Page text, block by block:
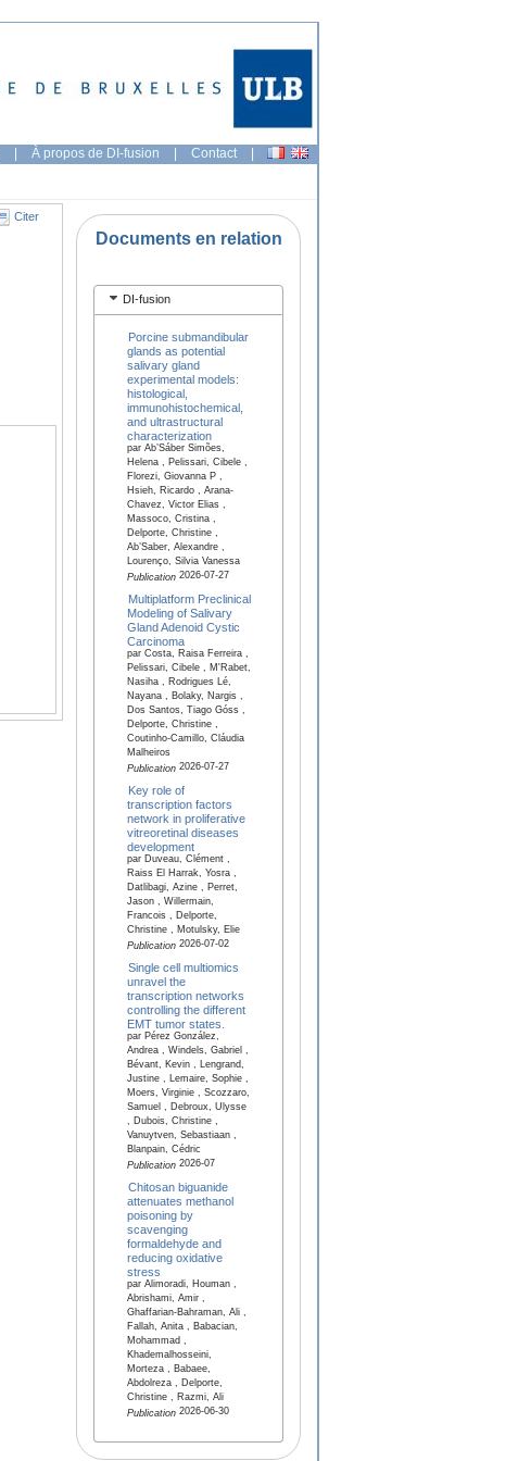
| À propos de DI-fusion | Contact |
Citer
Documents en relation
DI-fusion
Porcine submandibular
glands as potential
salivary gland
experimental models:
histological,
immunohistochemical,
and ultrastructural
characterization
par Ab’Sáber Simões,
Helena , Pelissari, Cibele ,
Florezi, Giovanna P ,
Hsieh, Ricardo , Arana-
Chavez, Victor Elias ,
Massoco, Cristina ,
Delporte, Christine ,
Ab’Saber, Alexandre ,
Lourenço, Silvia Vanessa
Publication2026-07-27
Multiplatform Preclinical
Modeling of Salivary
Gland Adenoid Cystic
Carcinoma
par Costa, Raisa Ferreira ,
Pelissari, Cibele , M'Rabet,
Nasiha , Rodrigues Lé,
Nayana , Bolaky, Nargis ,
Dos Santos, Tiago Góss ,
Delporte, Christine ,
Coutinho-Camillo, Cláudia
Malheiros
Publication2026-07-27
Key role of
transcription factors
network in proliferative
vitreoretinal diseases
development
par Duveau, Clément ,
Raiss El Harrak, Yosra ,
Datlibagi, Azine , Perret,
Jason , Willermain,
Francois , Delporte,
Christine , Motulsky, Elie
Publication2026-07-02
Single cell multiomics
unravel the
transcription networks
controlling the different
EMT tumor states.
par Pérez González,
Andrea , Windels, Gabriel ,
Bévant, Kevin , Lengrand,
Justine , Lemaire, Sophie ,
Moers, Virginie , Scozzaro,
Samuel , Debroux, Ulysse
, Dubois, Christine ,
Vanuytven, Sebastiaan ,
Blanpain, Cédric
Publication2026-07
Chitosan biguanide
attenuates methanol
poisoning by
scavenging
formaldehyde and
reducing oxidative
stress
par Alimoradi, Houman ,
Abrishami, Amir ,
Ghaffarian-Bahraman, Ali ,
Fallah, Anita , Babacian,
Mohammad ,
Khademalhosseini,
Morteza , Babaee,
Abdolreza , Delporte,
Christine , Razmi, Ali
Publication2026-06-30